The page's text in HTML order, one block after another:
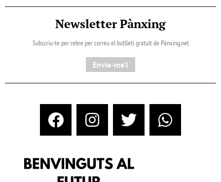
Newsletter Pànxing
Subscriu-te per rebre per correu el butlletí gratuït de Pànxing.net​
Envia-me'l